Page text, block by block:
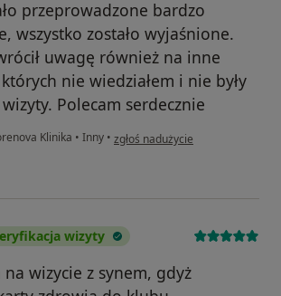
przeprowadzone bardzo
wszystko zostało wyjaśnione.
uwagę również na inne
nie wiedziałem i nie były
Polecam serdecznie
Klinika • Inny • w opinii użytkownika Patryk
zgłoś nadużycie
wizyty
na wizycie z synem, gdyż